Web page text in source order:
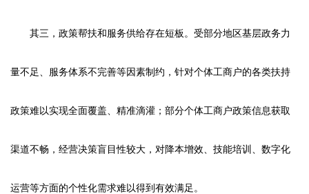
其三，政策帮扶和服务供给存在短板。受部分地区基层政务力
量不足、服务体系不完善等因素制约，针对个体工商户的各类扶持
政策难以实现全面覆盖、精准滴灌；部分个体工商户政策信息获取
渠道不畅，经营决策盲目性较大，对降本增效、技能培训、数字化
运营等方面的个性化需求难以得到有效满足。